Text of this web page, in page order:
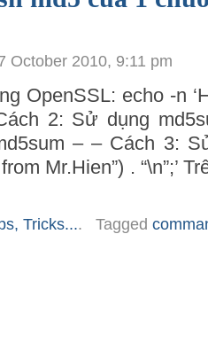
October 2010, 9:11 pm
OpenSSL: echo -n
2: Sử dụng
– – Cách 3:
Mr.Hien”) . “\n”;’
Tricks.... Tagged